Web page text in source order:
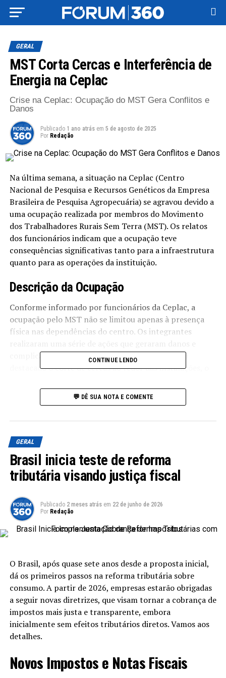
GERAL
MST Corta Cercas e Interferência de
Energia na Ceplac
Crise na Ceplac: Ocupação do MST Gera Conflitos e
Danos
Publicado 1 ano atrás em 5 de agosto de 2025
Por Redação
Na última semana, a situação na Ceplac (Centro
Nacional de Pesquisa e Recursos Genéticos da Empresa
Brasileira de Pesquisa Agropecuária) se agravou devido a
uma ocupação realizada por membros do Movimento
dos Trabalhadores Rurais Sem Terra (MST). Os relatos
dos funcionários indicam que a ocupação teve
consequências significativas tanto para a infraestrutura
quanto para as operações da instituição.
Descrição da Ocupação
Conforme informado por funcionários da Ceplac, a
ocupação pelo MST não se limitou apenas à presença
física nas dependências do centro. Os integrantes
complicações operacionais. Entre essas ações, foi
destacado o corte de cercas ao redor das instalações, o
Danos à Infraestrutura
Os relatórios internos da Ceplac indicam que, além do
corte de cercas, foram feitas ligações de energia
inadequadas, resultando em curtos-circuitos. Essa
situação gerou não apenas problemas elétricos, mas
também queimou equipamentos essenciais para a
pesquisa e a operação do centro. A situação está sendo
avaliada, mas os danos potenciais podem impactar
significativamente as atividades diárias da instituição.
Impedimento ao Acesso de Servidores
acesso para os servidores da Ceplac. Muitos funcionários
relataram que não puderam acessar as instalações, o que
interrompeu os trabalhos de pesquisa e os serviços que
dependem do funcionamento adequado do centro. A
falta de acesso é uma preocupação que pode prejudicar
a continuidade de projetos em andamento, além de
impactar cronogramas já estabelecidos.
Leia Também: Crescimento de
CONTINUE LENDO
💬 DÊ SUA NOTA E COMENTE
GERAL
Brasil inicia teste de reforma
tributária visando justiça fiscal
Publicado 2 meses atrás em 22 de junho de 2026
Por Redação
O Brasil, após quase sete anos desde a proposta inicial,
dá os primeiros passos na reforma tributária sobre
consumo. A partir de 2026, empresas estarão obrigadas
a seguir novas diretrizes, que visam tornar a cobrança de
impostos mais justa e transparente, embora
inicialmente sem efeitos tributários diretos. Vamos aos
detalhes.
Novos Impostos e Notas Fiscais